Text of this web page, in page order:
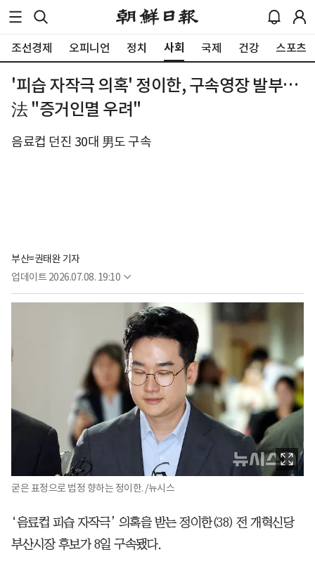
조선경제 오피니언 정치 사회 국제 건강 스포츠
'피습 자작극 의혹' 정이한, 구속영장 발부…
法 "증거인멸 우려"
음료컵 던진 30대 男도 구속
부산=권태완 기자
업데이트 2026.07.08. 19:10
굳은 표정으로 법정 향하는 정이한. /뉴시스
‘음료컵 피습 자작극’ 의혹을 받는 정이한(38) 전 개혁신당
부산시장 후보가 8일 구속됐다.